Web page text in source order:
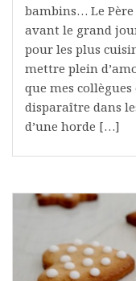
bambins… Le
avant le grand
pour les plus
mettre plein
que mes
disparaître dans
d’une horde […]